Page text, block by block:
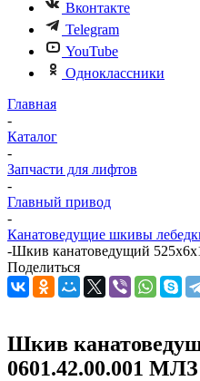
Вконтакте
Telegram
YouTube
Одноклассники
Главная
-
Каталог
-
Запчасти для лифтов
-
Главный привод
-
Канатоведущие шкивы
-Шкив канатоведущий
Поделиться
Шкив
0601.42.00.001 МЛЗ